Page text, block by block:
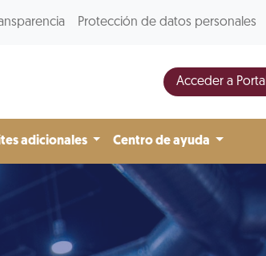
Protección de datos personales
Acceder a
adicionales Centro de ayuda